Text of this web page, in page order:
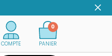
COMPTE PANIER
0